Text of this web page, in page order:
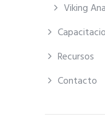
Viking
Recursos
Contacto